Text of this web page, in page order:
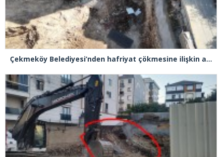
Çekmeköy Belediyesi’nden hafriyat çökmesine ilişkin açıklama